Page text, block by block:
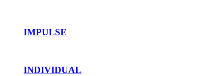
IMPULSE
INDIVIDUAL